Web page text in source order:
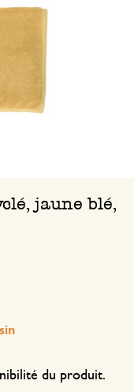
jaune blé,
du produit.